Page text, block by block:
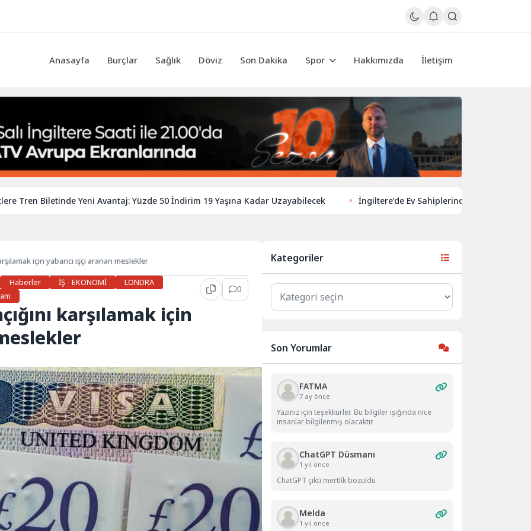
Anasayfa Burçlar Sağlık Döviz Son Dakika Spor Hakkımızda İletişim
Yeni Avantaj: Yüzde 50 İndirim 19 Yaşına Kadar Uzayabilecek İngiltere’de Ev Sahiplerinden Yeni Yönelim: Vergi ve
için yabancı işçi aranan meslekler
Haberler İŞ - EKONOMİ
LONDRA
0
karşılamak için
Kategoriler
Kategoriler
Son Yorumlar
FATMA
7 ay önce
Yazınız için teşekkürler. Bu bilgiler ışığında nice
insanlar bilgilenmiş olacaktır.
ChatGPT Düsmanı
1 yıl önce
ChatGPT çıktı mertlik bozuldu
Melda
1 yıl önce